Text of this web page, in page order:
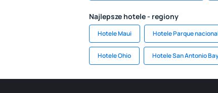
Najlepsze hotele - regiony
Hotele Maui Hotele Parque
Hotele Ohio Hotele San Antonio